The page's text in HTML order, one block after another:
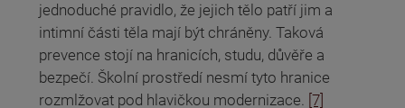
jednoduché pravidlo, že jejich tělo patří jim a
intimní části těla mají být chráněny. Taková
prevence stojí na hranicích, studu, důvěře a
bezpečí. Školní prostředí nesmí tyto hranice
rozmlžovat pod hlavičkou modernizace. [7]